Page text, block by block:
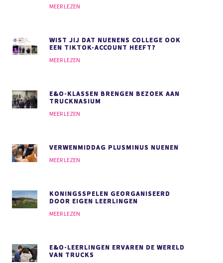
MEER LEZEN
WIST JIJ DAT NUENENS COLLEGE OOK
EEN TIKTOK-ACCOUNT HEEFT?
MEER LEZEN
E&O-KLASSEN BRENGEN BEZOEK AAN
TRUCKNASIUM
MEER LEZEN
VERWENMIDDAG PLUSMINUS NUENEN
MEER LEZEN
KONINGSSPELEN GEORGANISEERD
DOOR EIGEN LEERLINGEN
MEER LEZEN
E&O-LEERLINGEN ERVAREN DE WERELD
VAN TRUCKS